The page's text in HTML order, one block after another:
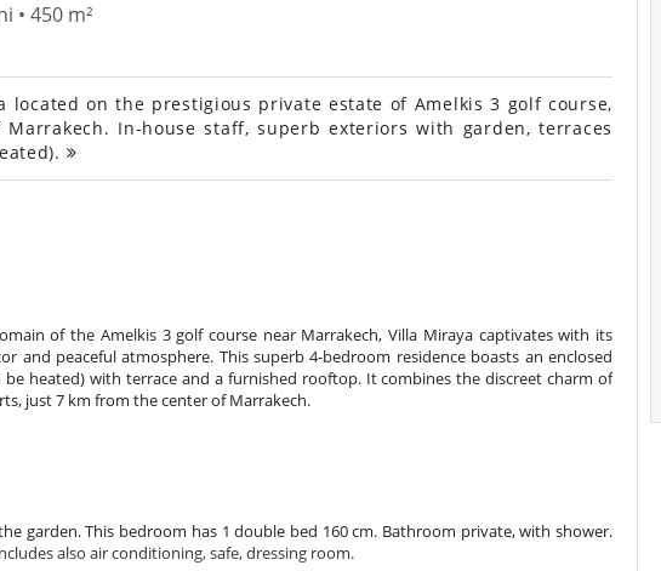
• 450 m²
located on the prestigious private estate of Amelkis 3 golf course,
In-house staff, superb exteriors with garden, terraces
of the Amelkis 3 golf course near Marrakech, Villa Miraya captivates with its
and peaceful atmosphere. This superb 4-bedroom residence boasts an enclosed
be heated) with terrace and a furnished rooftop. It combines the discreet charm of
just 7 km from the center of Marrakech.
garden. This bedroom has 1 double bed 160 cm. Bathroom private, with shower.
also air conditioning, safe, dressing room.